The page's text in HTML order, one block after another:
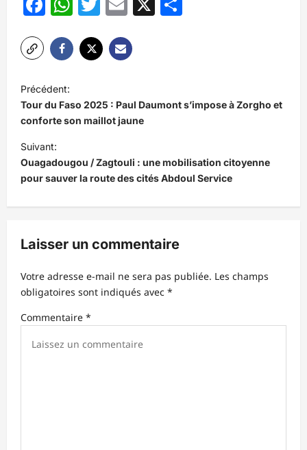
a
v
i
g
a
t
o
n
d
’
Précédent:
Tour du Faso 2025 : Paul Daumont s’impose à Zorgho et
conforte son maillot jaune
Suivant:
Ouagadougou / Zagtouli : une mobilisation citoyenne
pour sauver la route des cités Abdoul Service
Laisser un commentaire
Votre adresse e-mail ne sera pas publiée. Les champs
obligatoires sont indiqués avec *
Commentaire *